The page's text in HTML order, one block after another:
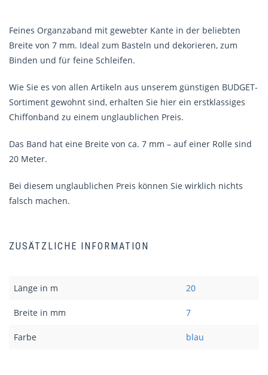
Feines Organzaband mit gewebter Kante in der beliebten
Breite von 7 mm. Ideal zum Basteln und dekorieren, zum
Binden und für feine Schleifen.
Wie Sie es von allen Artikeln aus unserem günstigen BUDGET-
Sortiment gewohnt sind, erhalten Sie hier ein erstklassiges
Chiffonband zu einem unglaublichen Preis.
Das Band hat eine Breite von ca. 7 mm – auf einer Rolle sind
20 Meter.
Bei diesem unglaublichen Preis können Sie wirklich nichts
falsch machen.
ZUSÄTZLICHE INFORMATION
Länge in m 20
Breite in mm 7
Farbe blau